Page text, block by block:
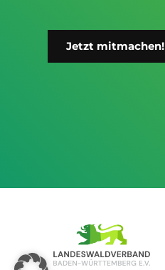
Jetzt mitmachen!